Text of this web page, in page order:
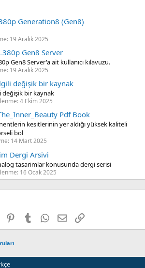
Generation8 (Gen8)
19 Aralık 2025
Gen8 Server
Gen8 Server'a ait kullanıcı kılavuzu.
19 Aralık 2025
değişik bir kaynak
değişik bir kaynak
4 Ekim 2025
Pdf Book
kesitlerinin yer aldığı yüksek kaliteli
bol
14 Mart 2025
Dergi Arsivi
tasarimlar konusunda dergi serisi
16 Ocak 2025
Reddit PinterestTumblr WhatsApp
E-postaLink